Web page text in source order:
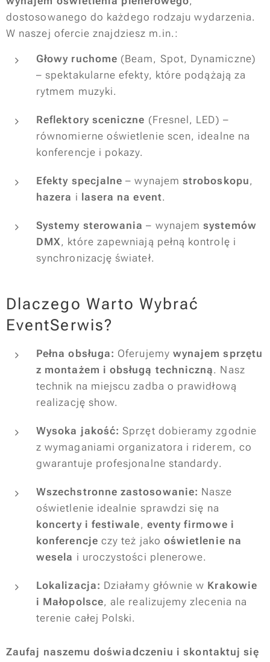
dostosowanego do każdego rodzaju wydarzenia.
W naszej ofercie znajdziesz m.in.:
Głowy ruchome (Beam, Spot, Dynamiczne)
– spektakularne efekty, które podążają za
rytmem muzyki.
Reflektory sceniczne (Fresnel, LED) –
równomierne oświetlenie scen, idealne na
konferencje i pokazy.
Efekty specjalne – wynajemstroboskopu,
hazera i lasera na event.
Systemy sterowania – wynajemsystemów
DMX, które zapewniają pełną kontrolę i
synchronizację świateł.
Dlaczego Warto Wybrać
EventSerwis?
Pełna obsługa: Oferujemy wynajem sprzętu
z montażem i obsługą techniczną. Nasz
technik na miejscu zadba o prawidłową
realizację show.
Wysoka jakość: Sprzęt dobieramy zgodnie
z wymaganiami organizatora i riderem, co
gwarantuje profesjonalne standardy.
Wszechstronne zastosowanie: Nasze
oświetlenie idealnie sprawdzi się na
koncerty i festiwale, eventy firmowe i
konferencje czy też jako oświetlenie na
wesela i uroczystości plenerowe.
Lokalizacja: Działamy głównie w Krakowie
i Małopolsce, ale realizujemy zlecenia na
terenie całej Polski.
Zaufaj naszemu doświadczeniu i skontaktuj się